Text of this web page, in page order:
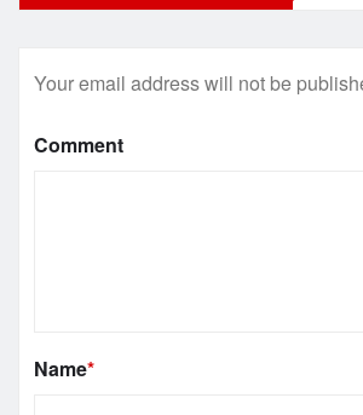
Your email address will not be
Comment
Name*